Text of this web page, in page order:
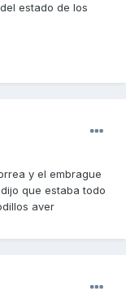
estado de los
y el embrague
que estaba todo
aver